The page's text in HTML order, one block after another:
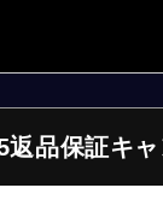
品保証キャ